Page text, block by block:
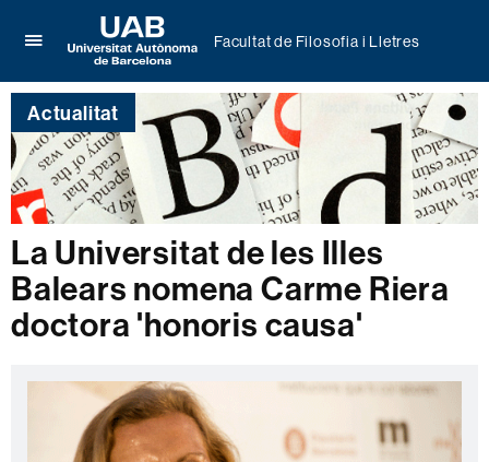
per
desplegar
el
menú
de
Facultat
de
Filosofia
i
Lletres
Universitat
Autònoma
de
Barcelona
Facultat de Filosofia i Lletres
Actualitat
La Universitat de les Illes
Balears nomena Carme Riera
doctora 'honoris causa'